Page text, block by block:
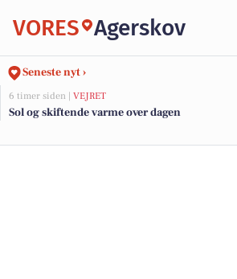
VORES Agerskov
Seneste nyt ›
6 timer siden | VEJRET
Sol og skiftende varme over dagen